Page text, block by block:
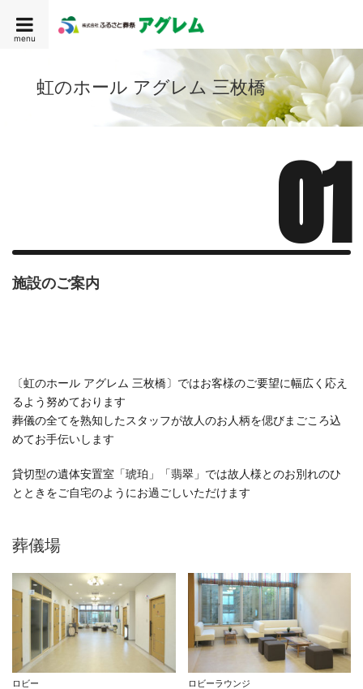
menu
虹のホール アグレム 三枚橋
01
施設のご案内
〔虹のホール アグレム 三枚橋〕ではお客様のご要望に幅広く応え
るよう努めております
葬儀の全てを熟知したスタッフが故人のお人柄を偲びまごころ込
めてお手伝いします
貸切型の遺体安置室「琥珀」「翡翠」では故人様とのお別れのひ
とときをご自宅のようにお過ごしいただけます
葬儀場
ロビー ロビーラウンジ